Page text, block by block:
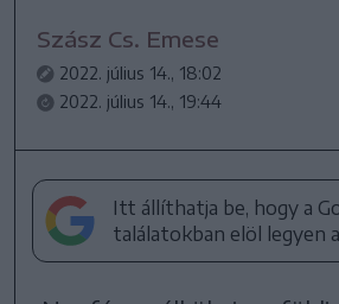
Szász Cs. Emese
2022. július 14., 18:02
2022. július 14., 19:44
Itt állíthatja be, hogy a
találatokban elöl legyen